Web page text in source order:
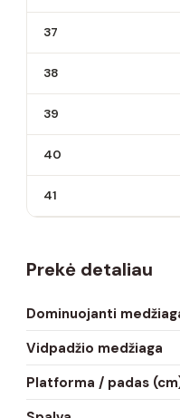
37
38
39
40
41
Prekė detaliau
Dominuojanti
Vidpadžio medžiaga
Platforma / padas